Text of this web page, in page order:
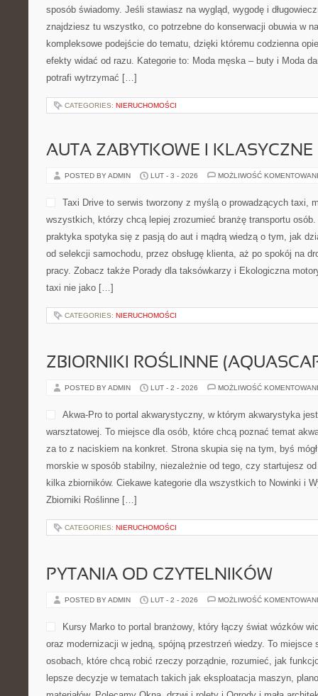
sposób świadomy. Jeśli stawiasz na wygląd, wygodę i
znajdziesz tu wszystko, co potrzebne do konserwacji obuwia w
kompleksowe podejście do tematu, dzięki któremu codzienna
efekty widać od razu. Kategorie to: Moda męska – buty i Moda
potrafi wytrzymać […]
CATEGORIES: NIERUCHOMOŚCI
AUTA ZABYTKOWE I KLASYCZNE
POSTED BY ADMIN LUT - 3 - 2026 MOŻLIWOŚĆ
Taxi Drive to serwis tworzony z myślą o prowadzących taxi,
wszystkich, którzy chcą lepiej zrozumieć branżę transportu
praktyka spotyka się z pasją do aut i mądrą wiedzą o tym, jak
od selekcji samochodu, przez obsługę klienta, aż po spokój na
pracy. Zobacz także Porady dla taksówkarzy i Ekologiczna
taxi nie jako […]
CATEGORIES: NIERUCHOMOŚCI
ZBIORNIKI ROŚLINNE
POSTED BY ADMIN LUT - 2 - 2026 MOŻLIWOŚĆ
Akwa-Pro to portal akwarystyczny, w którym akwarystyka
warsztatowej. To miejsce dla osób, które chcą poznać temat
za to z naciskiem na konkret. Strona skupia się na tym, byś
morskie w sposób stabilny, niezależnie od tego, czy startujesz
kilka zbiorników. Ciekawe kategorie dla wszystkich to Nowinki i
Zbiorniki Roślinne […]
CATEGORIES: NIERUCHOMOŚCI
PYTANIA OD CZYTELNIKÓW
POSTED BY ADMIN LUT - 2 - 2026 MOŻLIWOŚĆ
Kursy Marko to portal branżowy, który łączy świat wózków
oraz modernizacji w jedną, spójną przestrzeń wiedzy. To miejsce
osobach, które chcą robić rzeczy porządnie, rozumieć, jak
lepsze decyzje w tematach takich jak eksploatacja maszyn,